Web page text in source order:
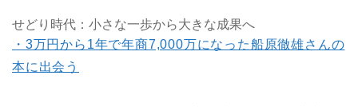
せどり時代：小さな一歩から大きな成果へ
・3万円から1年で年商7,000万になった船原徹雄さんの
本に出会う